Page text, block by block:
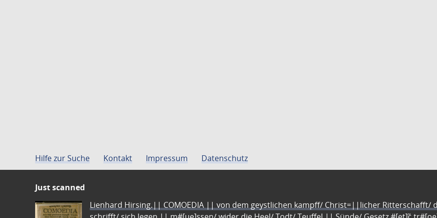
Hilfe zur Suche Kontakt Impressum Datenschutz
Just scanned
Lienhard Hirsing.|| COMOEDIA || von dem geystlichen kampff/ Christ=||licher Ritterschafft/